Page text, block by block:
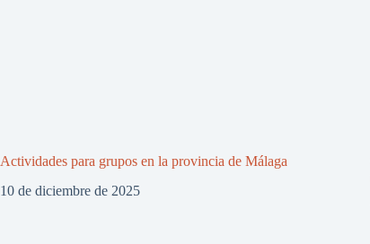
Actividades para grupos en la provincia de Málaga
10 de diciembre de 2025